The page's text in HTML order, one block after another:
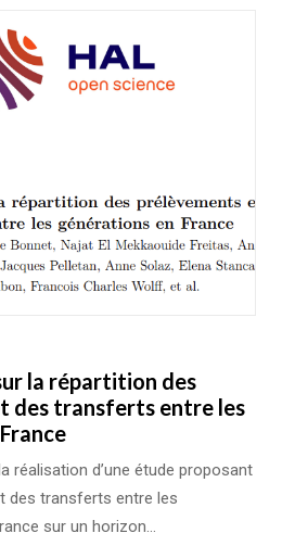
la répartition des
des transferts entre les
réalisation d’une étude proposant
des transferts entre les
sur un horizon…